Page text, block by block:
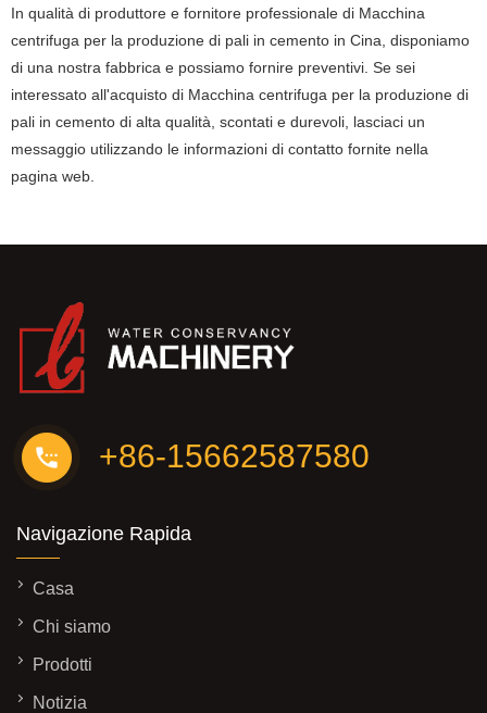
In qualità di produttore e fornitore professionale di Macchina
centrifuga per la produzione di pali in cemento in Cina, disponiamo
di una nostra fabbrica e possiamo fornire preventivi. Se sei
interessato all'acquisto di Macchina centrifuga per la produzione di
pali in cemento di alta qualità, scontati e durevoli, lasciaci un
messaggio utilizzando le informazioni di contatto fornite nella
pagina web.
+86-15662587580
Navigazione Rapida
Casa
Chi siamo
Prodotti
Notizia